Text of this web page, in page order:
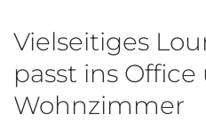
Vielseitiges
passt ins
Wohnzimmer